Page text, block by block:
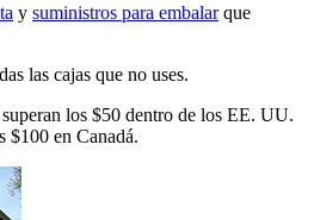
y suministros para embalarque
las cajas que no uses.
los $50 dentro de los EE. UU.
$100 en Canadá.